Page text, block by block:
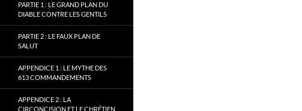
PARTIE 1 : LE GRAND PLAN DU
DIABLE CONTRE LES GENTILS
PARTIE 2 : LE FAUX PLAN DE
SALUT
APPENDICE 1 : LE MYTHE DES
613 COMMANDEMENTS
APPENDICE 2 : LA
CIRCONCISION ET LE CHRÉTIEN